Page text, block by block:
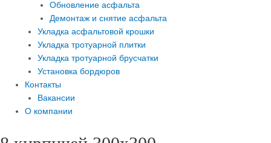
Обновление асфальта
Демонтаж и снятие асфальта
Укладка асфальтовой крошки
Укладка тротуарной плитки
Укладка тротуарной брусчатки
Установка бордюров
Контакты
Вакансии
О компании